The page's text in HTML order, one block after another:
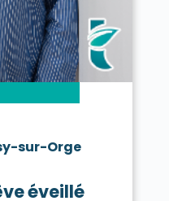
sur-Orge
éveillé